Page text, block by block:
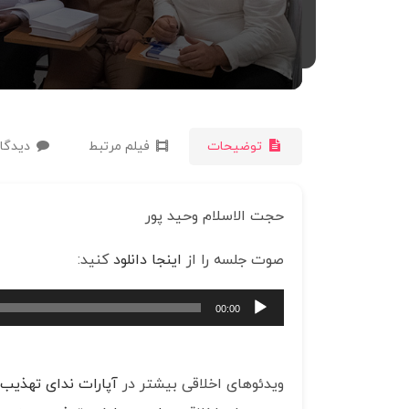
توضیحات فیلم مرتبط
حجت الاسلام وحید پور
صوت جلسه را از اینجا دانلودکنید:
پخش‌کننده
صوت
00:00
ویدئوهای اخلاقی بیشتر در آپارات ندای تهذیب